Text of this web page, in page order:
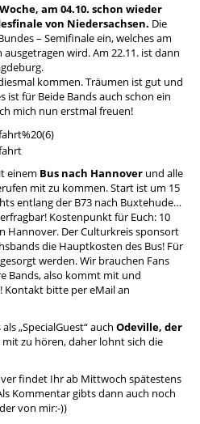
am 04.10. schon wieder
von Niedersachsen. Die
– Semifinale ein, welches am
wird. Am 22.11. ist dann
kommen. Träumen ist gut und
ist für Beide Bands auch schon ein
mich nun erstmal freuen!
einem Bus nach Hannover und alle
mit zu kommen. Start ist um 15
entlang der B73 nach Buxtehude…
Kostenpunkt für Euch: 10
Hannover. Der Culturkreis sponsort
die Hauptkosten des Bus! Für
werden. Wir brauchen Fans
Bands, also kommt mit und
Kontakt bitte per eMail an
„SpecialGuest“ auch Odeville, der
mit zu hören, daher lohnt sich die
findet Ihr ab Mittwoch spätestens
Kommentar gibts dann auch noch
von mir:-))